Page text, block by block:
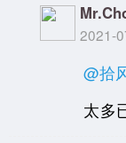
2021-
@拾
太多